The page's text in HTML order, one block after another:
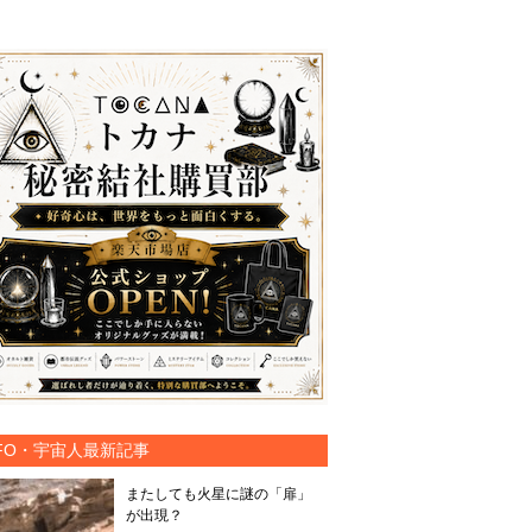
・宇宙人最新記事
またしても火星に謎の「扉」
が出現？